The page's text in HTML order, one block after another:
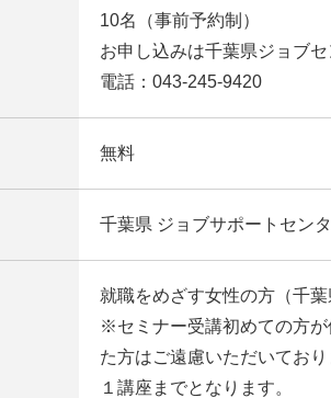
10名（事前予約制）
お申し込みは千葉県ジョブ
電話：043-245-9420
無料
千葉県 ジョブサポートセン
就職をめざす女性の方（千
※セミナー受講初めての方
た方はご遠慮いただいてお
１講座までとなります。